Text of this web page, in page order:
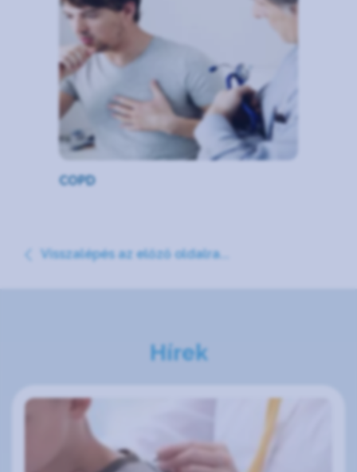
COPD
Visszalépés az előző oldalra...
Hírek